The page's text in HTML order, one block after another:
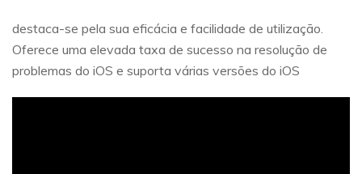
destaca-se pela sua eficácia e facilidade de utilização.
Oferece uma elevada taxa de sucesso na resolução de
problemas do iOS e suporta várias versões do iOS